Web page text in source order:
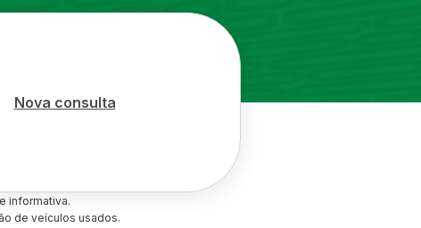
Nova consulta
informativa.
de veículos usados.